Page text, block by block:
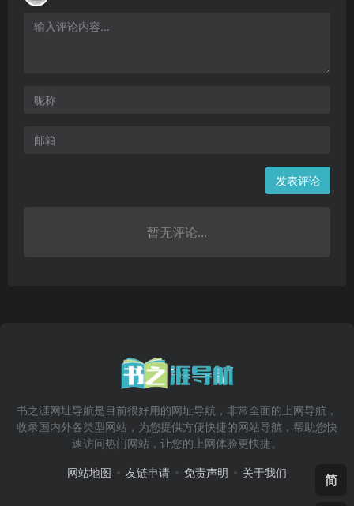
发表评论
暂无评论...
书之涯网址导航是目前很好用的网址导航，非常全面的上网导航，
收录国内外各类型网站，为您提供方便快捷的网站导航，帮助您快
速访问热门网站，让您的上网体验更快捷。
网站地图 友链申请 免责声明 关于我们 简